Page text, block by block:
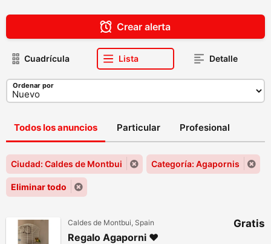
Crear alerta
Cuadrícula Lista Detalle
Ordenar por
Todos los anuncios Particular Profesional
Ciudad: Caldes de Montbui Categoría: Agapornis
Eliminar todo
Caldes de Montbui, Spain
Regalo Agaporni ❤️
Gratis